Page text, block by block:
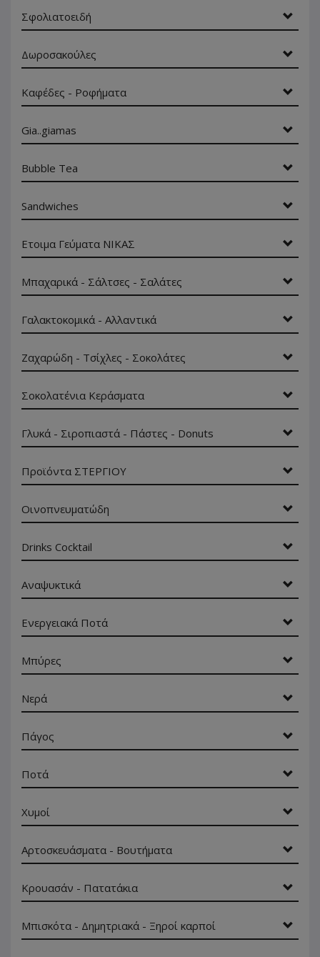
Σφολιατοειδή
Δωροσακούλες
Καφέδες - Ροφήματα
Gia..giamas
Bubble Tea
Sandwiches
Ετοιμα Γεύματα ΝΙΚΑΣ
Μπαχαρικά - Σάλτσες - Σαλάτες
Γαλακτοκομικά - Αλλαντικά
Ζαχαρώδη - Τσίχλες - Σοκολάτες
Σοκολατένια Κεράσματα
Γλυκά - Σιροπιαστά - Πάστες - Donuts
Προϊόντα ΣΤΕΡΓΙΟΥ
Οινοπνευματώδη
Drinks Cocktail
Αναψυκτικά
Ενεργειακά Ποτά
Μπύρες
Νερά
Πάγος
Ποτά
Χυμοί
Αρτοσκευάσματα - Βουτήματα
Κρουασάν - Πατατάκια
Μπισκότα - Δημητριακά - Ξηροί καρποί